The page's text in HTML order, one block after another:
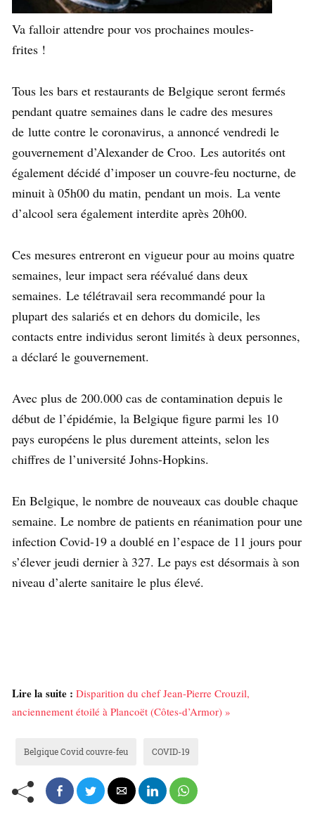
Va falloir attendre pour vos prochaines moules-
frites !
Tous les bars et restaurants de Belgique seront fermés
pendant quatre semaines dans le cadre des mesures
de lutte contre le coronavirus, a annoncé vendredi le
gouvernement d’Alexander de Croo. Les autorités ont
également décidé d’imposer un couvre-feu nocturne, de
minuit à 05h00 du matin, pendant un mois. La vente
d’alcool sera également interdite après 20h00.
Ces mesures entreront en vigueur pour au moins quatre
semaines, leur impact sera réévalué dans deux
semaines. Le télétravail sera recommandé pour la
plupart des salariés et en dehors du domicile, les
contacts entre individus seront limités à deux personnes,
a déclaré le gouvernement.
Avec plus de 200.000 cas de contamination depuis le
début de l’épidémie, la Belgique figure parmi les 10
pays européens le plus durement atteints, selon les
chiffres de l’université Johns-Hopkins.
En Belgique, le nombre de nouveaux cas double chaque
semaine. Le nombre de patients en réanimation pour une
infection Covid-19 a doublé en l’espace de 11 jours pour
s’élever jeudi dernier à 327. Le pays est désormais à son
niveau d’alerte sanitaire le plus élevé.
Lire la suite : Disparition du chef Jean-Pierre Crouzil,
anciennement étoilé à Plancoët (Côtes-d’Armor) »
Belgique Covid couvre-feu COVID-19